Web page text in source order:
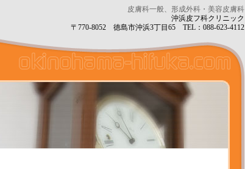
皮膚科一般、形成外科・美容皮膚科
沖浜皮フ科クリニック
〒770-8052 徳島市沖浜3丁目65 TEL：088-623-4112